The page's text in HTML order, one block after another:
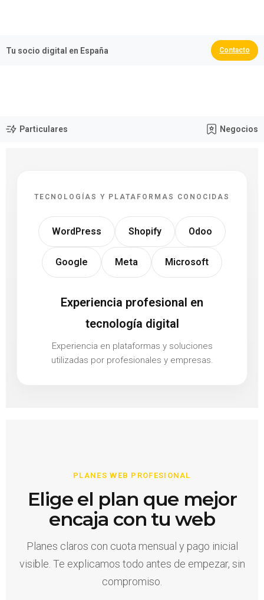
Tu socio digital en España Contacto
Particulares Negocios
TECNOLOGÍAS Y PLATAFORMAS CONOCIDAS
WordPress Shopify Odoo
Google Meta Microsoft
Experiencia profesional en
tecnología digital
Experiencia en plataformas y soluciones
utilizadas por profesionales y empresas.
PLANES WEB PROFESIONAL
Elige el plan que mejor
encaja con tu web
Planes claros con cuota mensual y pago inicial
visible. Te explicamos todo antes de empezar, sin
compromiso.